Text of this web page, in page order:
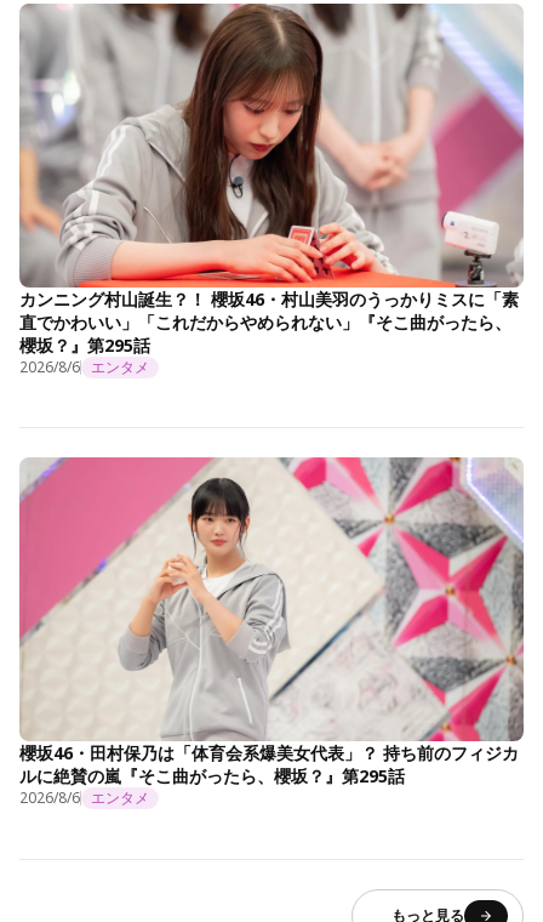
カンニング村山誕生？！ 櫻坂46・村山美羽のうっかりミスに「素
直でかわいい」「これだからやめられない」『そこ曲がったら、
櫻坂？』第295話
2026/8/6 エンタメ
櫻坂46・田村保乃は「体育会系爆美女代表」？ 持ち前のフィジカ
ルに絶賛の嵐『そこ曲がったら、櫻坂？』第295話
2026/8/6 エンタメ
もっと見る